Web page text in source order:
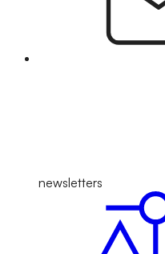
newsletters